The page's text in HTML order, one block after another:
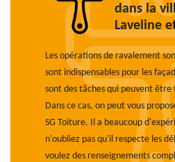
dans la
Laveline
Les opérations de ravalement
sont indispensables pour les
sont des tâches qui peuvent
Dans ce cas, on peut vous
SG Toiture. Il a beaucoup
n'oubliez pas qu'il respecte les
voulez des renseignements